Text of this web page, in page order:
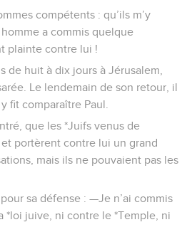
compétents : qu’ils m’y
a commis quelque
plainte contre lui !
de huit à dix jours à Jérusalem,
Le lendemain de son retour, il
fit comparaître Paul.
que les *Juifs venus de
portèrent contre lui un grand
mais ils ne pouvaient pas les
sa défense : —Je n’ai commis
*loi juive, ni contre le *Temple, ni